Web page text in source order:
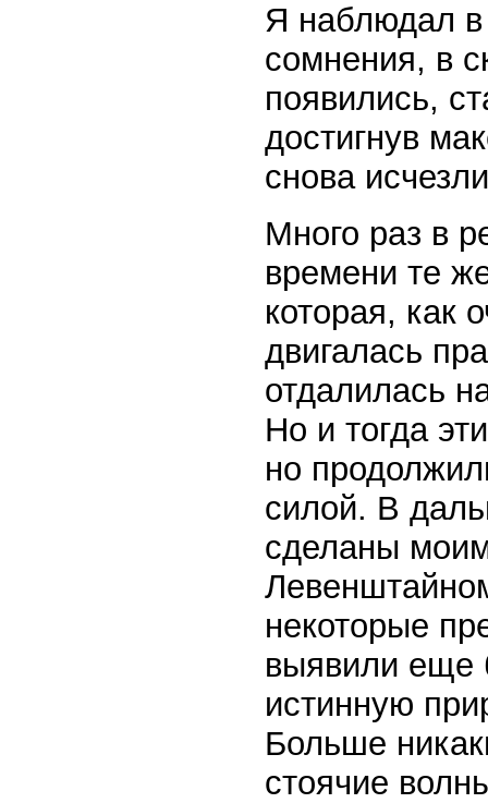
Я наблюдал в
сомнения, в
появились,
достигнув
снова
Много раз в
времени те
которая, как
двигалась
отдалилась
Но и тогда
но
силой. В
сделаны
некоторые
выявили еще
истинную
Больше
стоячие